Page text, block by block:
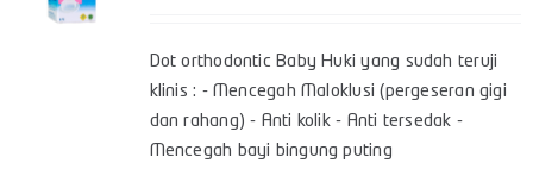
Dot orthodontic Baby Huki yang sudah teruji
klinis : - Mencegah Maloklusi (pergeseran gigi
dan rahang) - Anti kolik - Anti tersedak -
Mencegah bayi bingung puting